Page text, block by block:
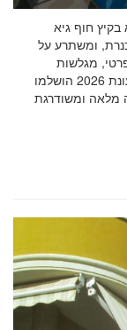
חוף גיא
ומשתרע על
פרטי, מגלשות
אקסטרים, בריכת גלים ומתקנים לילדים. לקראת עונת 2026 הושלמו
מלאה ומשודרגת